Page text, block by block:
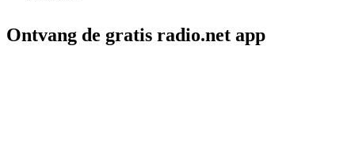
Ontvang de gratis radio.net app